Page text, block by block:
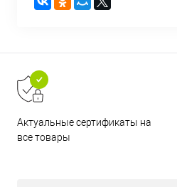
Актуальные сертификаты на
все товары